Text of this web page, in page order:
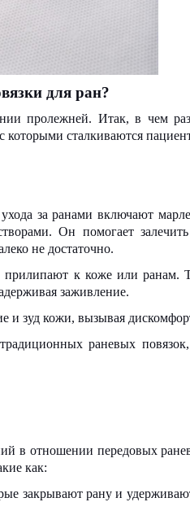
для ран?
пролежней. Итак, в чем
сталкиваются
за ранами включают
Он помогает
не достаточно.
к коже или ранам.
заживление.
и зуд кожи, вызывая
раневых
в отношении передовых
как:
закрывают рану и